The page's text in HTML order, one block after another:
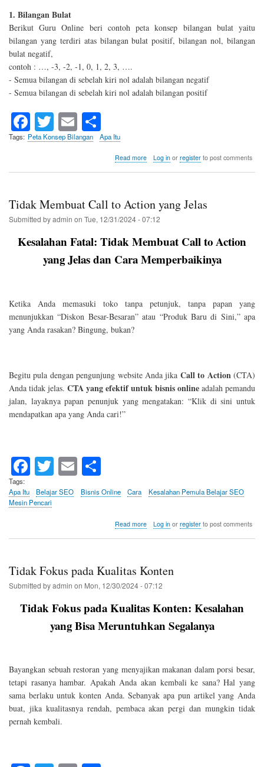
1. Bilangan Bulat
Berikut Guru Online beri contoh peta konsep bilangan bulat yaitu
bilangan yang terdiri atas bilangan bulat positif, bilangan nol, bilangan
bulat negatif,
contoh : …, -3, -2, -1, 0, 1, 2, 3, ….
- Semua bilangan di sebelah kiri nol adalah bilangan negatif
- Semua bilangan di sebelah kiri nol adalah bilangan positif
Fa
ce
ok
T
wi
r
E
m ha
re
Tags Peta Konsep Bilangan Apa Itu
Read moreabout
Log inor registerto post comments
Tidak Membuat Call to Action yang Jelas
Submitted byadmin on Tue, 12/31/2024 - 07:12
Kesalahan Fatal: Tidak Membuat Call to Action
yang Jelas dan Cara Memperbaikinya
Ketika Anda memasuki toko tanpa petunjuk, tanpa papan yang
menunjukkan “Diskon Besar-Besaran” atau “Produk Baru di Sini,” apa
yang Anda rasakan? Bingung, bukan?
Begitu pula dengan pengunjung website Anda jika Call to Action(CTA)
Anda tidak jelas. CTA yang efektif untuk bisnis online adalah pemandu
jalan, layaknya papan penunjuk yang mengatakan: “Klik di sini untuk
mendapatkan apa yang Anda cari!”
Fa
ce
bo
T
wi
tte
E
m
ail re
Tags
Apa Itu
Belajar SEO Bisnis Online Cara
Kesalahan Pemula Belajar SEO
Mesin Pencari
Read moreabout
Action
yang
Log inor registerto post comments
Tidak Fokus pada Kualitas Konten
Submitted byadmin on Mon, 12/30/2024 - 07:12
Tidak Fokus pada Kualitas Konten: Kesalahan
yang Bisa Meruntuhkan Segalanya
Bayangkan sebuah restoran yang menyajikan makanan dalam porsi besar,
tetapi rasanya hambar. Apakah Anda akan kembali ke sana? Hal yang
sama berlaku untuk konten Anda. Sebanyak apa pun artikel yang Anda
buat, jika kualitasnya rendah, pembaca akan pergi dan mungkin tidak
pernah kembali.